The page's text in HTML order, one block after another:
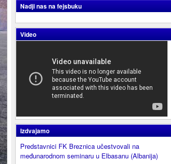
Nadji nas na fejsbuku
Video
Izdvajamo
Predstavnici FK Breznica učestvovali na
međunarodnom seminaru u Elbasanu (Albanija)